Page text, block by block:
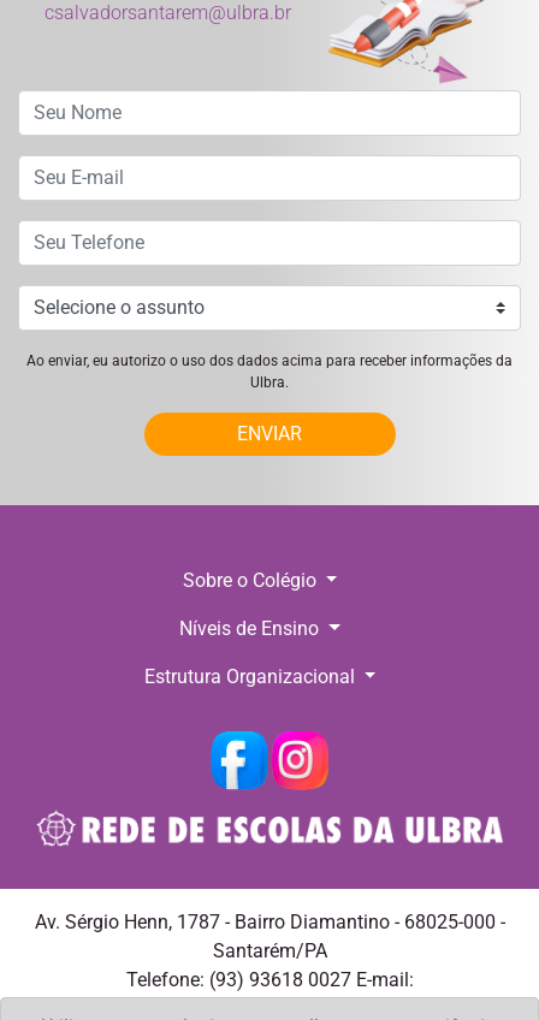
csalvadorsantarem@ulbra.br
Ao enviar, eu autorizo o uso dos dados acima para receber informações da
Ulbra.
ENVIAR
Sobre o Colégio
Níveis de Ensino
Estrutura Organizacional
Av. Sérgio Henn, 1787 - Bairro Diamantino - 68025-000 -
Santarém/PA
Telefone: (93) 93618 0027 E-mail: